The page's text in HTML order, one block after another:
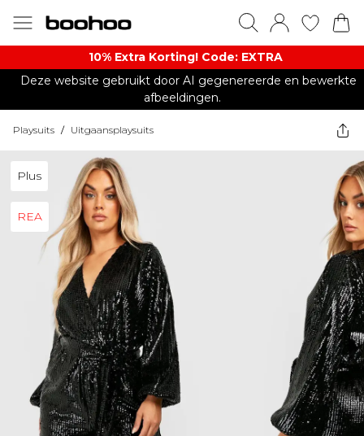
10% Extra Korting! Code: EXTRA​
Deze website gebruikt door AI gegenereerde en bewerkte
afbeeldingen.
Playsuits / Uitgaansplaysuits
Plus
REA